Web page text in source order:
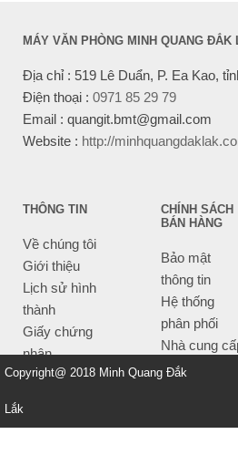
MÁY VĂN PHÒNG MINH QUANG ĐẮK
Địa chỉ : 519 Lê Duẩn, P. Ea Kao,
Điện thoại : 0971 85 29 79
Email : quangit.bmt@gmail.com
Website : http://
THÔNG TIN
Về chúng tôi
Giới thiệu
Lịch sử hình
thành
Giấy chứng
nhận
CHÍNH SÁCH
BÁN HÀNG
Bảo mật
thông tin
Hệ thống
phân phối
Nhà cung
Tiêu chí bán
Copyright@ 2018 Minh Quang Đắk
Lắk